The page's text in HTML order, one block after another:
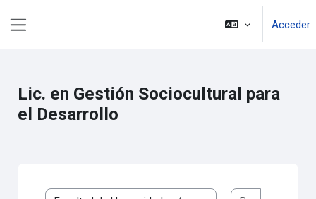
Acceder
Lic. en Gestión Sociocultural para
el Desarrollo